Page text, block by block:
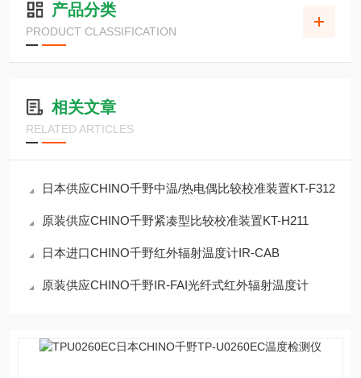
产品分类
PRODUCT CLASSIFICATION
相关文章
RELATED ARTICLES
日本供应CHINO千野中温/热电偶比较校准装置KT-F312
原装供应CHINO千野紧凑型比较校准装置KT-H211
日本进口CHINO千野红外辐射温度计IR-CAB
原装供应CHINO千野IR-FAI光纤式红外辐射温度计